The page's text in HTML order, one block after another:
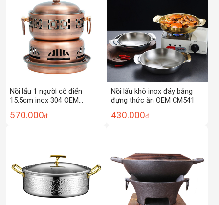
Nồi lẩu 1 người cổ điển
15.5cm inox 304 OEM
570.000đ
Nồi lẩu khô inox đáy bằng
đựng thức ăn OEM CM541
430.000đ